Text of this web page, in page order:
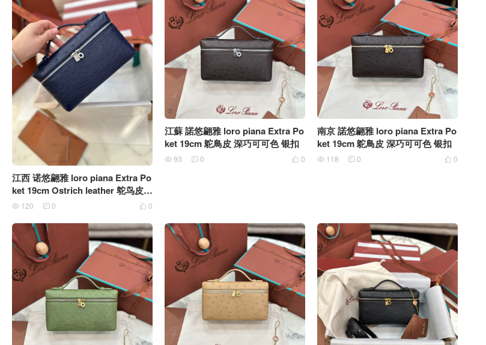
江西 诺悠翩雅 loro piana Extra Po
ket 19cm Ostrich leather 鸵鸟皮
宝蓝色银扣
 0
 120  0
江蘇 諾悠翩雅 loro piana Extra Po
ket 19cm 鴕鳥皮 深巧可可色 银扣
 0
 93  0
南京 諾悠翩雅 loro piana Extra Po
ket 19cm 鴕鳥皮 深巧可可色 银扣
 0
 118  0